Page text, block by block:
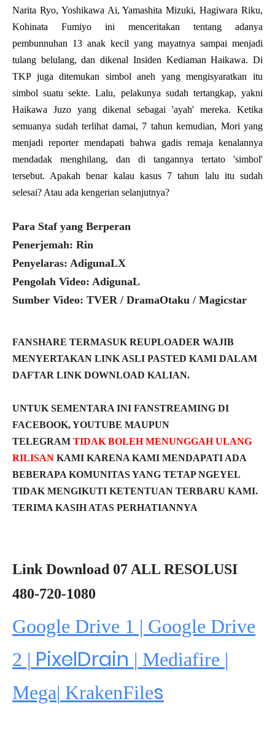
Narita Ryo, Yoshikawa Ai, Yamashita Mizuki, Hagiwara Riku,
Kohinata Fumiyo ini menceritakan tentang adanya
pembunnuhan 13 anak kecil yang mayatnya sampai menjadi
tulang belulang, dan dikenal Insiden Kediaman Haikawa. Di
TKP juga ditemukan simbol aneh yang mengisyaratkan itu
simbol suatu sekte. Lalu, pelakunya sudah tertangkap, yakni
Haikawa Juzo yang dikenal sebagai 'ayah' mereka. Ketika
semuanya sudah terlihat damai, 7 tahun kemudian, Mori yang
menjadi reporter mendapati bahwa gadis remaja kenalannya
mendadak menghilang, dan di tangannya tertato 'simbol'
tersebut. Apakah benar kalau kasus 7 tahun lalu itu sudah
selesai? Atau ada kengerian selanjutnya?
Para Staf yang Berperan
Penerjemah: Rin
Penyelaras: AdigunaLX
Pengolah Video: AdigunaL
Sumber Video: TVER / DramaOtaku / Magicstar
FANSHARE TERMASUK REUPLOADER WAJIB
MENYERTAKAN LINK ASLI PASTED KAMI DALAM
DAFTAR LINK DOWNLOAD KALIAN.
UNTUK SEMENTARA INI FANSTREAMING DI
FACEBOOK, YOUTUBE MAUPUN
TELEGRAM TIDAK BOLEH MENUNGGAH ULANG
RILISAN KAMI KARENA KAMI MENDAPATI ADA
BEBERAPA KOMUNITAS YANG TETAP NGEYEL
TIDAK MENGIKUTI KETENTUAN TERBARU KAMI.
TERIMA KASIH ATAS PERHATIANNYA
Link Download 07 ALL RESOLUSI
480-720-1080
Google Drive 1 | Google Drive
2 | PixelDrain | Mediafire |
Mega| KrakenFiles